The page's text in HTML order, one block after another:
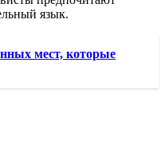
язык.
мест, которые